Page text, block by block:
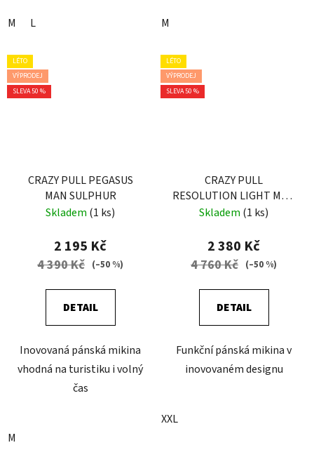
M L M
LÉTO
VÝPRODEJ
SLEVA 50 %
CRAZY PULL PEGASUS
MAN SULPHUR
Skladem (1 ks)
2 195 Kč
4 390 Kč (–50 %)
DETAIL
Inovovaná pánská mikina
vhodná na turistiku i volný
čas
M
LÉTO
VÝPRODEJ
SLEVA 50 %
CRAZY PULL
RESOLUTION LIGHT MAN
ZENITH-BLUE
Skladem (1 ks)
2 380 Kč
4 760 Kč (–50 %)
DETAIL
Funkční pánská mikina v
inovovaném designu
XXL